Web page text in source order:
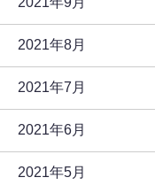
2021年8月
2021年7月
2021年6月
2021年5月